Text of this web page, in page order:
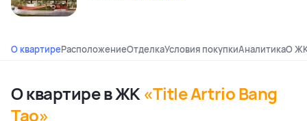
О квартиреРасположениеОтделкаУсловия покупкиАналитикаО
О квартире в ЖК «Title Artrio Bang
Tao»